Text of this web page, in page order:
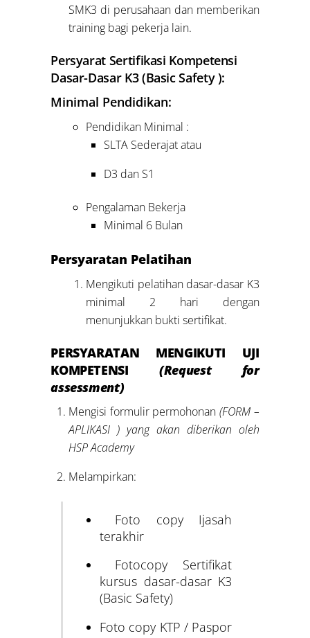
SMK3 di perusahaan dan memberikan
training bagi pekerja lain.
Persyarat Sertifikasi Kompetensi
Dasar-Dasar K3 (Basic Safety ):
Minimal Pendidikan:
Pendidikan Minimal :
SLTA Sederajat atau
D3 dan S1
Pengalaman Bekerja
Minimal 6 Bulan
Persyaratan Pelatihan
Mengikuti pelatihan dasar-dasar K3
minimal 2 hari dengan
menunjukkan bukti sertifikat.
PERSYARATAN MENGIKUTI UJI
KOMPETENSI(Request for
assessment)
Mengisi formulir permohonan (FORM –
APLIKASI ) yang akan diberikan oleh
HSP Academy
Melampirkan:
Foto copy Ijasah
terakhir
Fotocopy Sertifikat
kursus dasar-dasar K3
(Basic Safety)
Foto copy KTP / Paspor